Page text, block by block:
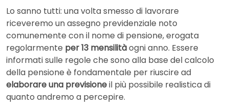
Lo sanno tutti: una volta smesso di lavorare
riceveremo un assegno previdenziale noto
comunemente con il nome di pensione, erogata
regolarmente per 13 mensilitàogni anno. Essere
informati sulle regole che sono alla base del calcolo
della pensione è fondamentale per riuscire ad
elaborare una previsioneil più possibile realistica di
quanto andremo a percepire.